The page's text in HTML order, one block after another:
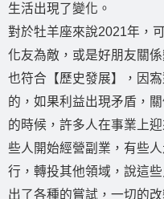
生活出現了變化。
對於牡羊座來說2021年，
化友為敵，或是好朋友關
也符合【歷史發展】，因
的，如果利益出現矛盾，
的時候，許多人在事業上
些人開始經營副業，有些
行，轉投其他領域，說這
出了各種的嘗試，一切的